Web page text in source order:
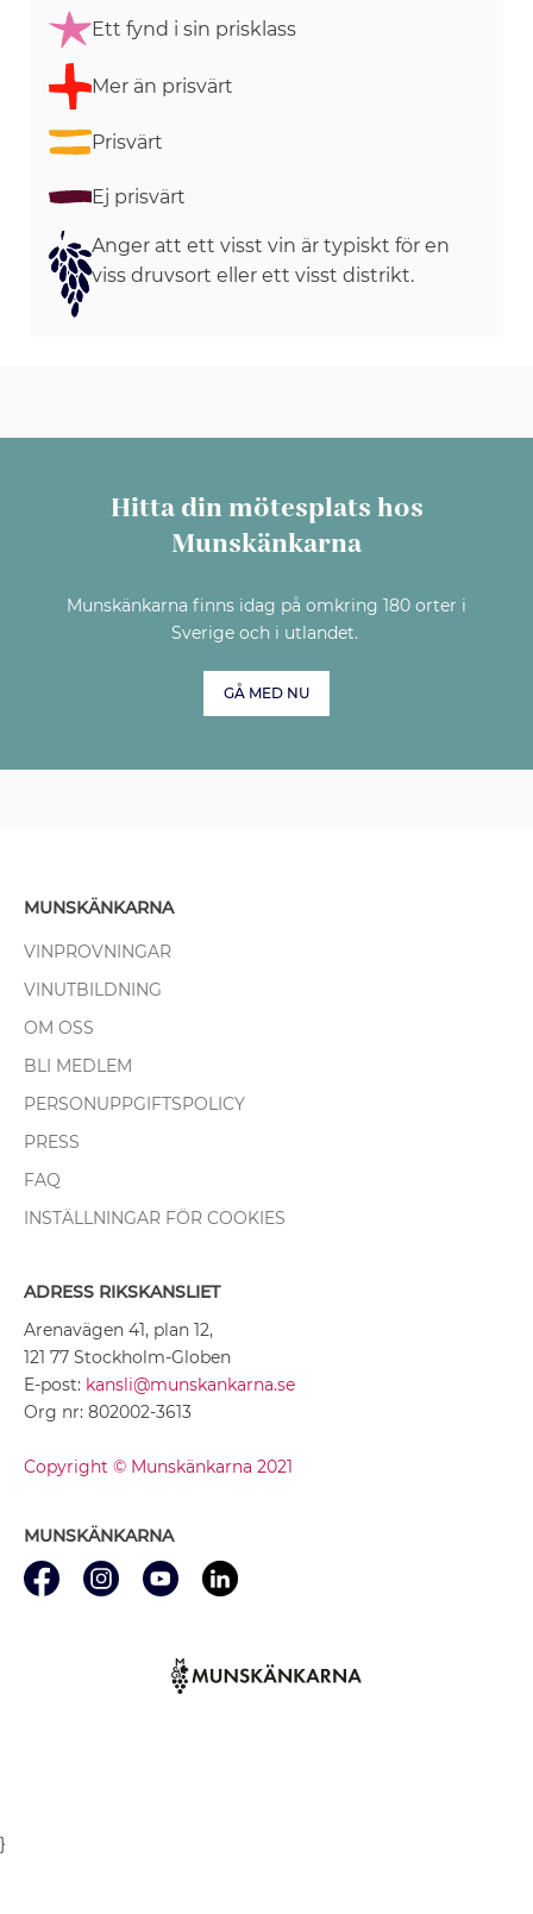
Ett fynd i sin prisklass
Mer än prisvärt
Prisvärt
Ej prisvärt
Anger att ett visst vin är typiskt för en
viss druvsort eller ett visst distrikt.
Hitta din mötesplats hos
Munskänkarna
Munskänkarna finns idag på omkring 180 orter i
Sverige och i utlandet.
GÅ MED NU
MUNSKÄNKARNA
VINPROVNINGAR
VINUTBILDNING
OM OSS
BLI MEDLEM
PERSONUPPGIFTSPOLICY
PRESS
FAQ
INSTÄLLNINGAR FÖR COOKIES
ADRESS RIKSKANSLIET
Arenavägen 41, plan 12,
121 77 Stockholm-Globen
E-post: kansli@munskankarna.se
Org nr: 802002-3613
Copyright © Munskänkarna 2021
MUNSKÄNKARNA
}